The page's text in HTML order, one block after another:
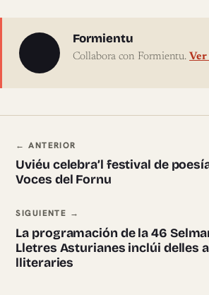
Sobre l'autor
Formientu
Collabora con Formientu.Ver
Navegación ente
← ANTERIOR
Uviéu celebra’l festival de
Voces del Fornu
SIGUIENTE →
La programación de la 46
Lletres Asturianes inclúi delles
lliteraries